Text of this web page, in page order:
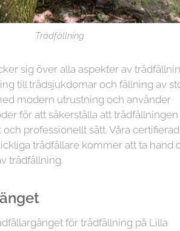
Trädfällning
sig över alla aspekter av
till trädsjukdomar och fällning av
modern utrustning och använder
för att säkerställa att trädfällningen
professionellt sätt. Våra
trädfällare kommer att ta hand
trädfällning.
för trädfällning på Lilla